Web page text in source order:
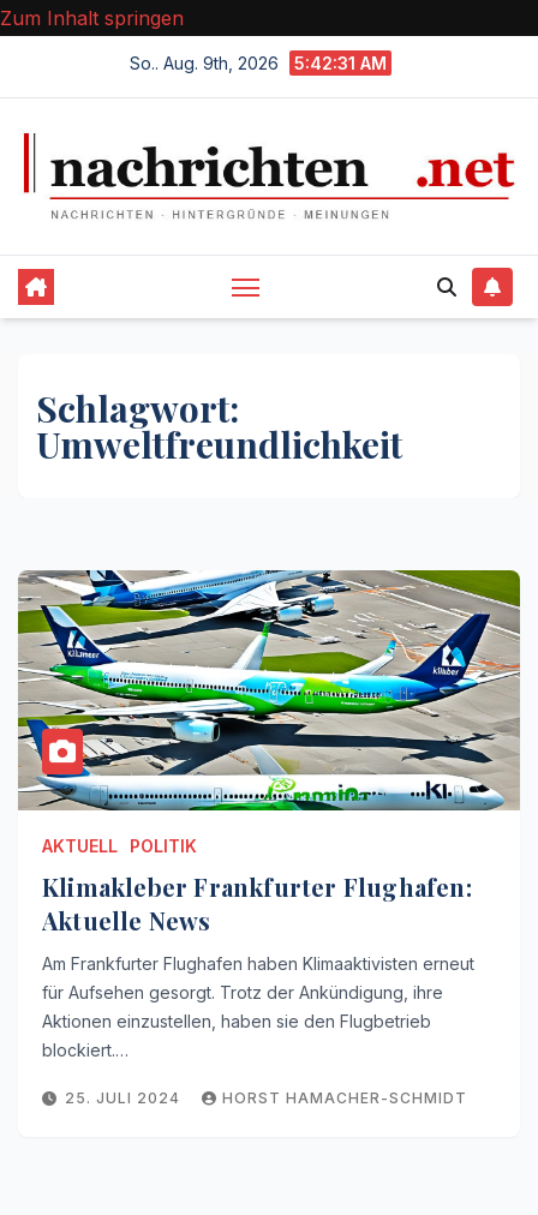
Zum Inhalt springen
So.. Aug. 9th, 2026 5:42:32 AM
Schlagwort:
Umweltfreundlichkeit
AKTUELL POLITIK
Klimakleber Frankfurter Flughafen:
Aktuelle News
Am Frankfurter Flughafen haben Klimaaktivisten erneut
für Aufsehen gesorgt. Trotz der Ankündigung, ihre
Aktionen einzustellen, haben sie den Flugbetrieb
blockiert.…
25. JULI 2024 HORST HAMACHER-SCHMIDT